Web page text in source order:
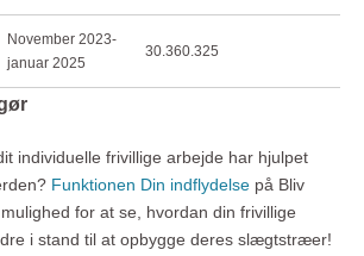
November 2023-
januar 2025
30.360.325
individuelle frivillige arbejde har hjulpet
Funktionen Din indflydelse på Bliv
for at se, hvordan din frivillige
i stand til at opbygge deres slægtstræer!